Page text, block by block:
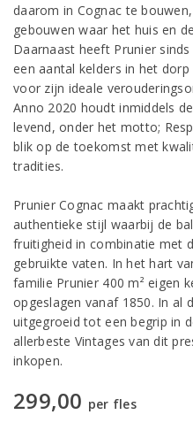
daarom in Cognac te
gebouwen waar het huis en
Daarnaast heeft Prunier
een aantal kelders in het
voor zijn ideale
Anno 2020 houdt inmiddels
levend, onder het motto;
blik op de toekomst met
tradities.
Prunier Cognac maakt
authentieke stijl waarbij de
fruitigheid in combinatie met
gebruikte vaten. In het hart
familie Prunier 400 m² eigen
opgeslagen vanaf 1850. In al
uitgegroeid tot een begrip in
allerbeste Vintages van dit
inkopen.
299,00 per fles